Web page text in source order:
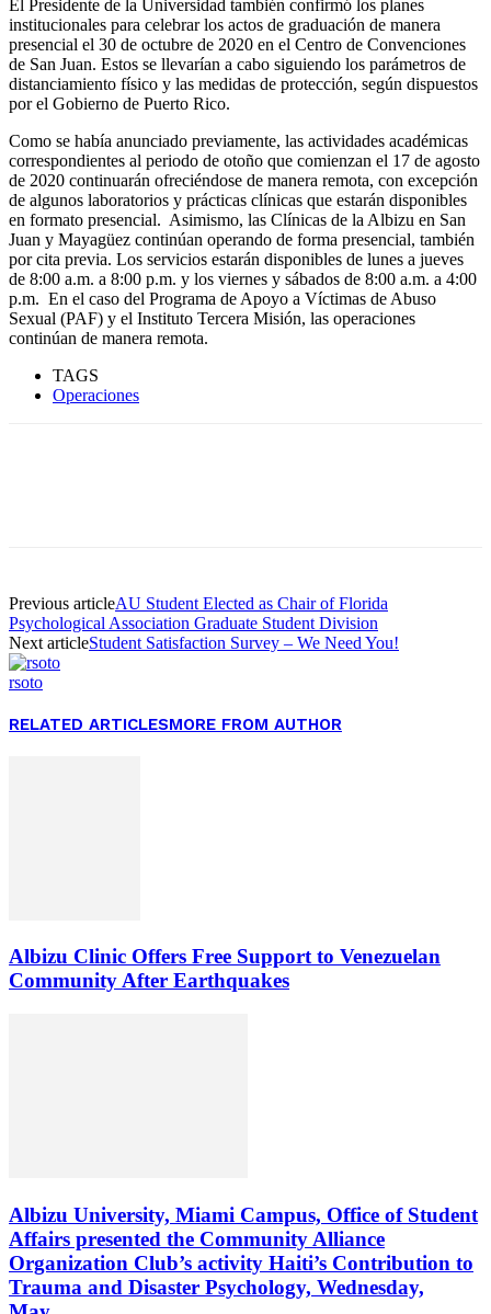
El Presidente de la Universidad también confirmó los planes
institucionales para celebrar los actos de graduación de manera
presencial el 30 de octubre de 2020 en el Centro de Convenciones
de San Juan. Estos se llevarían a cabo siguiendo los parámetros de
distanciamiento físico y las medidas de protección, según dispuestos
por el Gobierno de Puerto Rico.
Como se había anunciado previamente, las actividades académicas
correspondientes al periodo de otoño que comienzan el 17 de agosto
de 2020 continuarán ofreciéndose de manera remota, con excepción
de algunos laboratorios y prácticas clínicas que estarán disponibles
en formato presencial. Asimismo, las Clínicas de la Albizu en San
Juan y Mayagüez continúan operando de forma presencial, también
por cita previa. Los servicios estarán disponibles de lunes a jueves
de 8:00 a.m. a 8:00 p.m. y los viernes y sábados de 8:00 a.m. a 4:00
p.m. En el caso del Programa de Apoyo a Víctimas de Abuso
Sexual (PAF) y el Instituto Tercera Misión, las operaciones
continúan de manera remota.
TAGS
Operaciones
Previous articleAU Student Elected as Chair of Florida
Psychological Association Graduate Student Division
Next articleStudent Satisfaction Survey – We Need You!
rsoto
RELATED ARTICLESMORE FROM AUTHOR
Albizu Clinic Offers Free Support to Venezuelan
Community After Earthquakes
Albizu University, Miami Campus, Office of Student
Affairs presented the Community Alliance
Organization Club’s activity Haiti’s Contribution to
Trauma and Disaster Psychology, Wednesday,